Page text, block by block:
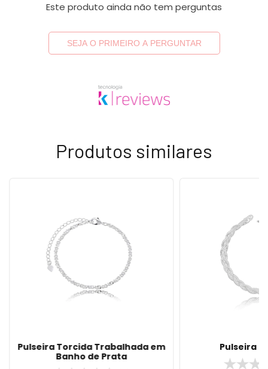
Este produto ainda não tem perguntas
SEJA O PRIMEIRO A PERGUNTAR
Produtos similares
Pulseira Torcida Trabalhada em
Banho de Prata
Pulseira